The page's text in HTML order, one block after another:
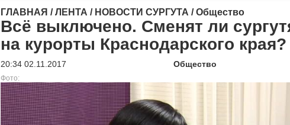
ГЛАВНАЯ /ЛЕНТА / НОВОСТИ СУРГУТА /Общество
Всё выключено. Сменят ли
на курорты Краснодарского края?
20:34 02.11.2017 Общество
Фото:
Видеоплеер